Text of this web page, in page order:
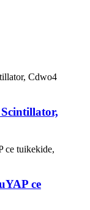
ce